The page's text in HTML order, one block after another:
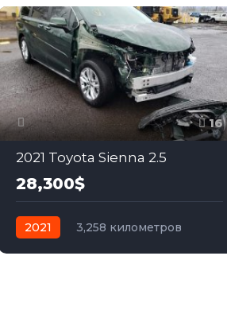
16
2021 Toyota Sienna 2.5
28,300$
2021
3,258 километров